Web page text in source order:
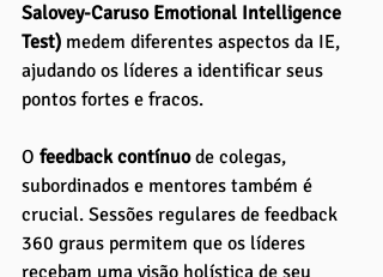
Salovey-Caruso Emotional Intelligence
Test) medem diferentes aspectos da IE,
ajudando os líderes a identificar seus
pontos fortes e fracos.
O feedback contínuo de colegas,
subordinados e mentores também é
crucial. Sessões regulares de feedback
360 graus permitem que os líderes